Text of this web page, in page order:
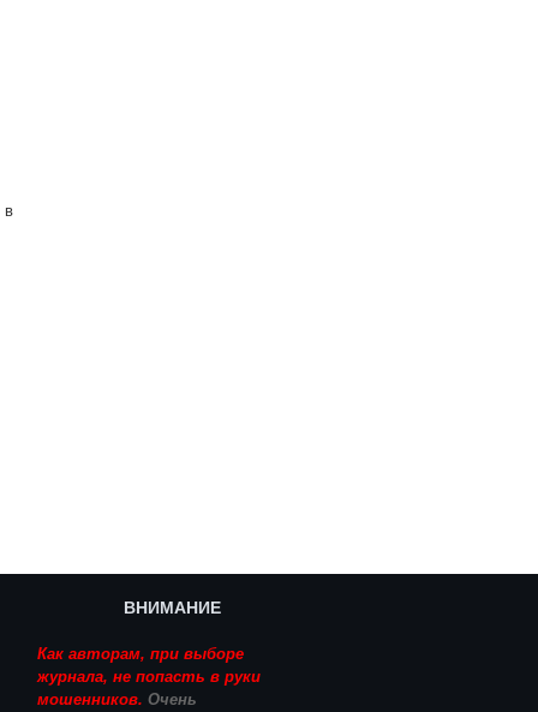
в
ВНИМАНИЕ
Как авторам, при выборе
журнала, не попасть в руки
мошенников. Очень